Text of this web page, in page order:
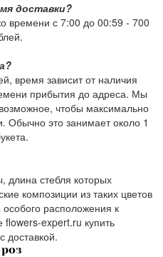
доставки?
времени с 7:00 до 00:59 - 700
.
, время зависит от наличия
прибытия до адреса. Мы
чтобы максимально
Обычно это занимает около 1
длина стебля которых
композиции из таких цветов
расположения к
expert.ru купить
доставкой.